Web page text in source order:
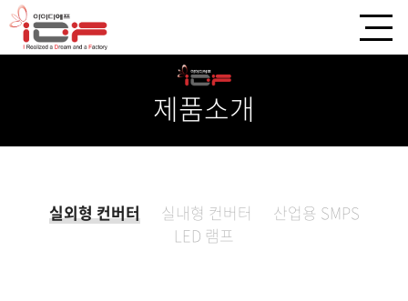
제품소개
실외형 컨버터 실내형 컨버터
산업용 SMPS
LED 램프